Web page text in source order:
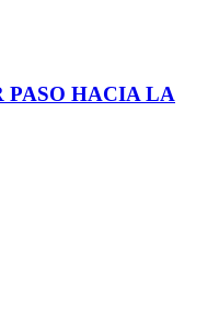
PASO HACIA LA